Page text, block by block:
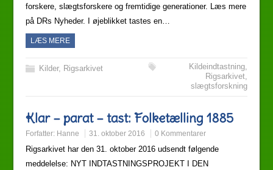
forskere, slægtsforskere og fremtidige generationer. Læs mere
på DRs Nyheder. I øjeblikket tastes en…
LÆS MERE
Kilder, Rigsarkivet Kildeindtastning,
Rigsarkivet,
slægtsforskning
Klar – parat – tast: Folketælling 1885
Forfatter: Hanne 31. oktober 2016 0 Kommentarer
Rigsarkivet har den 31. oktober 2016 udsendt følgende
meddelelse: NYT INDTASTNINGSPROJEKT I DEN